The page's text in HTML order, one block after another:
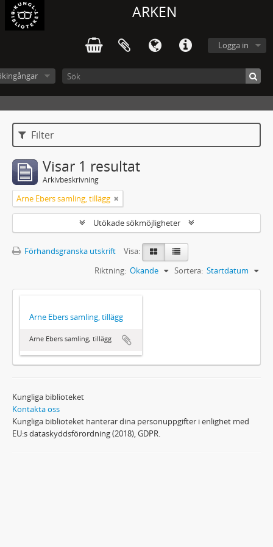
ARKEN
Logga in
Filter
Visar 1 resultat
Arkivbeskrivning
Arne Ebers samling, tillägg
Utökade sökmöjligheter
Förhandsgranska utskrift
Visa:
Sortera: Startdatum
Riktning: Ökande
Arne Ebers samling, tillägg
Arne Ebers samling, tillägg
Kungliga biblioteket
Kontakta oss
Kungliga biblioteket hanterar dina personuppgifter i enlighet med
EU:s dataskyddsförordning (2018), GDPR.